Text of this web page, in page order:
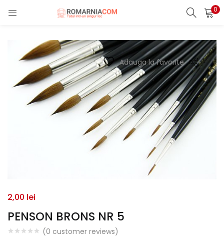
0
LOGIN REGISTER
Enter your username and password to login.
Remember me
Adauga la favorite
PENSON BRONS NR 5
(0 customer reviews)
2,00 lei